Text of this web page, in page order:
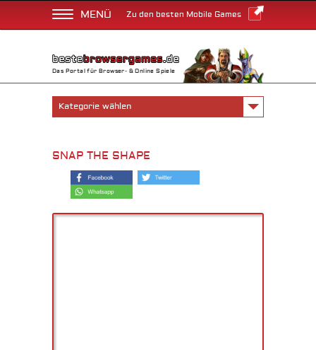
MENÜ Zu den besten Mobile Games
Das Portal für Browser- & Online Spiele
Kategorie wählen
SNAP THE SHAPE